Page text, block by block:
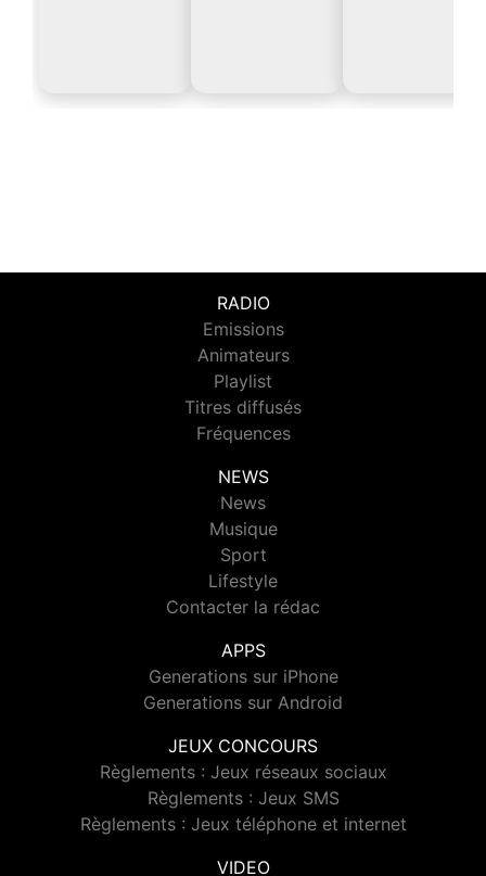
RADIO
Emissions
Animateurs
Playlist
Titres diffusés
Fréquences
NEWS
News
Musique
Sport
Lifestyle
Contacter la rédac
APPS
Generations sur iPhone
Generations sur Android
JEUX CONCOURS
Règlements : Jeux réseaux sociaux
Règlements : Jeux SMS
Règlements : Jeux téléphone et internet
VIDEO